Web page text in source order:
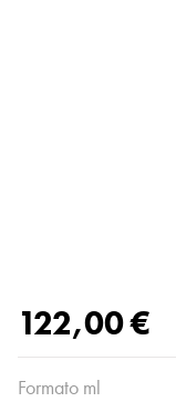
122,00 €
Formato ml